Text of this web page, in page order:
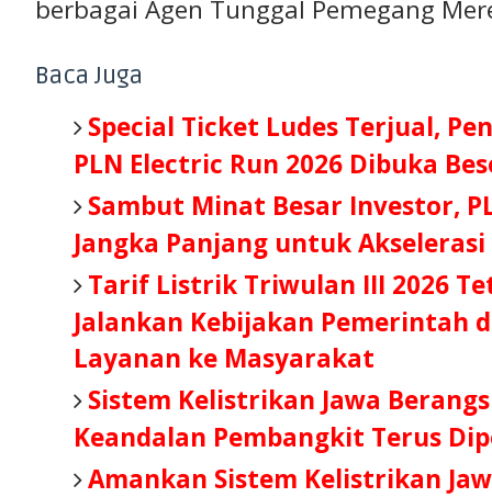
berbagai Agen Tunggal Pemegang
Baca Juga
Special Ticket Ludes Terjual,
PLN Electric Run 2026 Dibuka
Sambut Minat Besar Investor,
Jangka Panjang untuk Akselerasi
Tarif Listrik Triwulan III 2026
Jalankan Kebijakan Pemerintah
Layanan ke Masyarakat
Sistem Kelistrikan Jawa
Keandalan Pembangkit Terus
Amankan Sistem Kelistrikan